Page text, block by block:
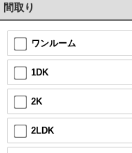
間取り
ワンルーム
1DK
2K
2LDK